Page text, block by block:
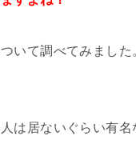
いて調べてみました
は居ないぐらい有名